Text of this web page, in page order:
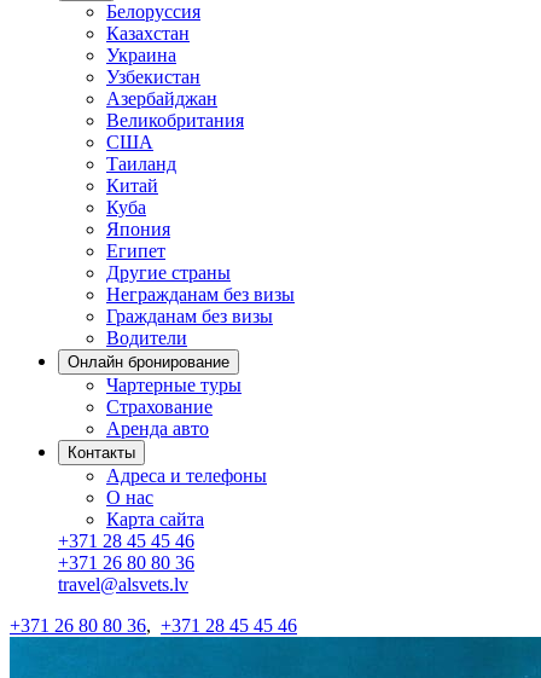
Белоруссия
Казахстан
Украина
Узбекистан
Азербайджан
Великобритания
США
Таиланд
Китай
Куба
Япония
Египет
Другие страны
Негражданам без визы
Гражданам без визы
Водители
Онлайн бронирование
Чартерные туры
Страхование
Аренда авто
Контакты
Адреса и телефоны
О нас
Карта сайта
+371 28 45 45 46
+371 26 80 80 36
travel@alsvets.lv
+371 26 80 80 36, +371 28 45 45 46